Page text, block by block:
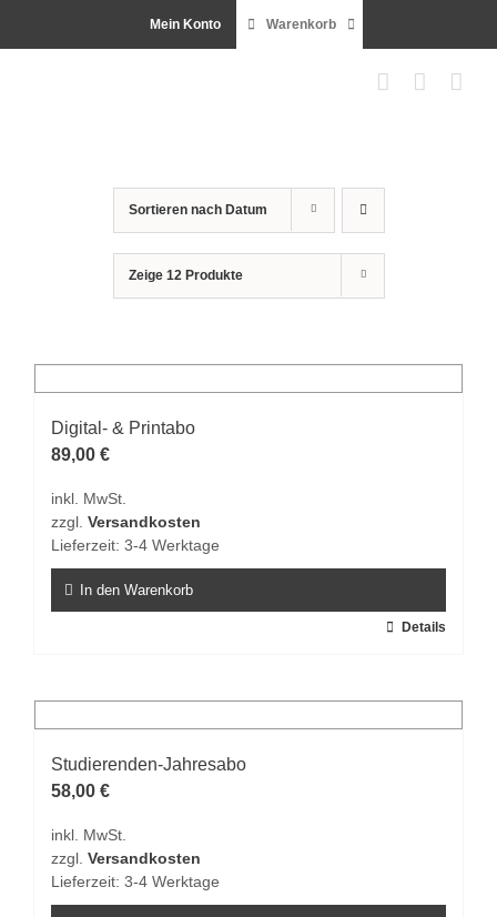
Mein Konto Warenkorb
Sortieren nach Datum
Zeige 12 Produkte
Digital- & Printabo
89,00 €
inkl. MwSt.
zzgl. Versandkosten
Lieferzeit: 3-4 Werktage
In den Warenkorb
Details
Studierenden-Jahresabo
58,00 €
inkl. MwSt.
zzgl. Versandkosten
Lieferzeit: 3-4 Werktage